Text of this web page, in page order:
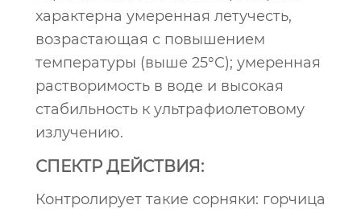
характерна умеренная летучесть,
возрастающая с повышением
температуры (выше 25°С); умеренная
растворимость в воде и высокая
стабильность к ультрафиолетовому
излучению.
СПЕКТР ДЕЙСТВИЯ:
Контролирует такие сорняки: горчица